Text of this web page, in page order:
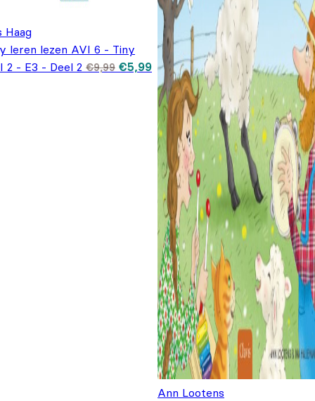
Haag
leren lezen AVI 6 - Tiny
2 - E3 - Deel 2 €9,99 Oorspronkelijke
prijs was:
€5,99Huidige
prijs is:
€5,99.
Ann Lootens